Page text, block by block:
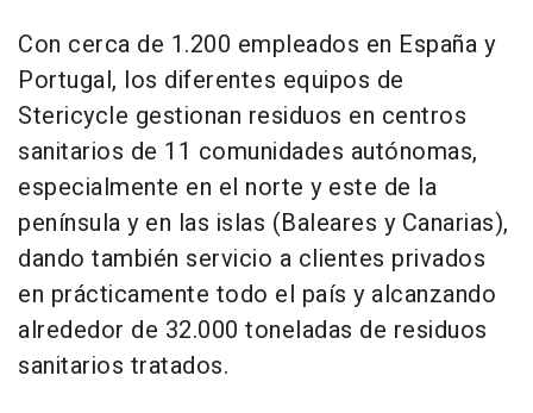
Con cerca de 1.200 empleados en España y
Portugal, los diferentes equipos de
Stericycle gestionan residuos en centros
sanitarios de 11 comunidades autónomas,
especialmente en el norte y este de la
península y en las islas (Baleares y Canarias),
dando también servicio a clientes privados
en prácticamente todo el país y alcanzando
alrededor de 32.000 toneladas de residuos
sanitarios tratados.